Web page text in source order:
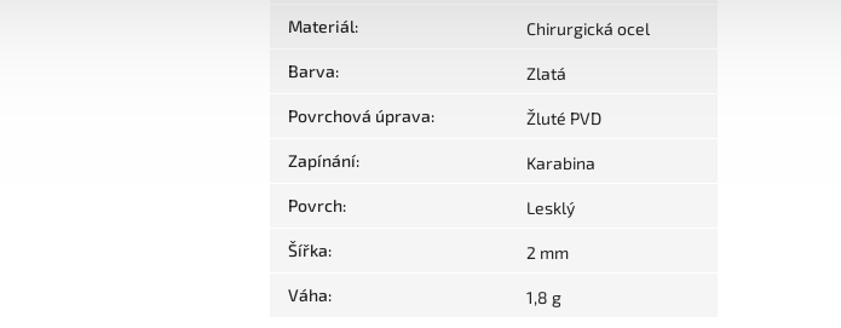
Materiál: Chirurgická ocel
Barva: Zlatá
Povrchová úprava: Žluté PVD
Zapínání: Karabina
Povrch: Lesklý
Šířka: 2 mm
Váha: 1,8 g